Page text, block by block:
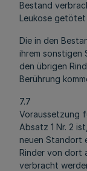
Bestand
Leukose getötet
Die in den
ihrem sonstigen
den übrigen
Berührung
7.7
Voraussetzung
Absatz 1 Nr. 2
neuen Standort
Rinder von dort
verbracht